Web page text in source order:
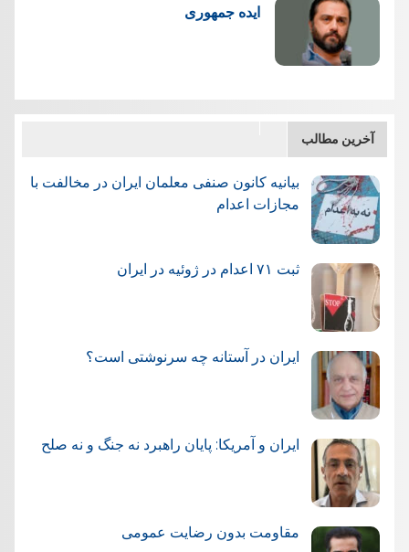
ایده جمهوری
آخرین مطالب
بیانیه کانون صنفی معلمان ایران در مخالفت با
مجازات اعدام
ثبت ۷۱ اعدام در ژوئيه در ایران
ایران در آستانه چه سرنوشتی است؟
ایران و آمریکا: پایان راهبرد نه جنگ و نه صلح
مقاومت بدون رضایت عمومی